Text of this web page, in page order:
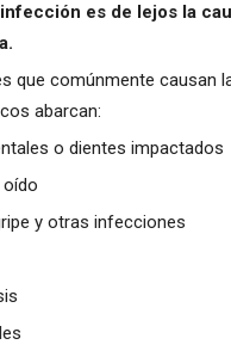
es de lejos la
que comúnmente causan
abarcan:
o dientes impactados
oído
y otras infecciones